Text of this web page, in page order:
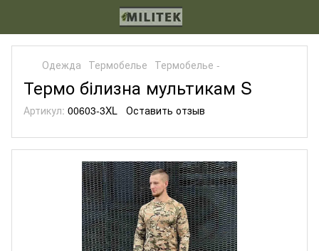
Одежда Термобелье Термобелье -
Термо білизна мультикам S
Артикул: 00603-3XL Оставить отзыв